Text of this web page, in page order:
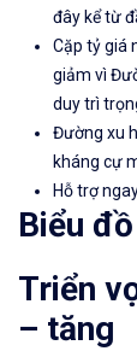
đây kể từ
Cặp tỷ giá
giảm vì
duy trì
Đường xu
kháng cự
Hỗ trợ
Biểu
Triển
– tăng